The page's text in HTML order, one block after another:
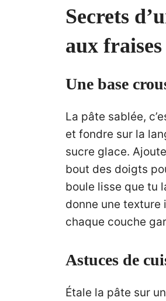
Secrets
aux fraises
Une base
La pâte sablée,
et fondre sur la
sucre glace.
bout des doigts
boule lisse que tu
donne une
chaque couche
Astuces de
Étale la pâte sur